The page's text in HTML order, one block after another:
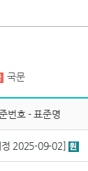
국문
번호 - 표준명
정 2025-09-02]